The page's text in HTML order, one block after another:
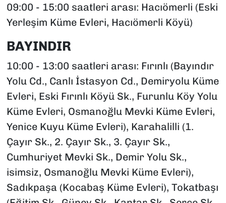
09:00 - 15:00 saatleri arası: Hacıömerli (Eski
Yerleşim Küme Evleri, Hacıömerli Köyü)
BAYINDIR
10:00 - 13:00 saatleri arası: Fırınlı (Bayındır
Yolu Cd., Canlı İstasyon Cd., Demiryolu Küme
Evleri, Eski Fırınlı Köyü Sk., Furunlu Köy Yolu
Küme Evleri, Osmanoğlu Mevki Küme Evleri,
Yenice Kuyu Küme Evleri), Karahalilli (1.
Çayır Sk., 2. Çayır Sk., 3. Çayır Sk.,
Cumhuriyet Mevki Sk., Demir Yolu Sk.,
isimsiz, Osmanoğlu Mevki Küme Evleri),
Sadıkpaşa (Kocabaş Küme Evleri), Tokatbaşı